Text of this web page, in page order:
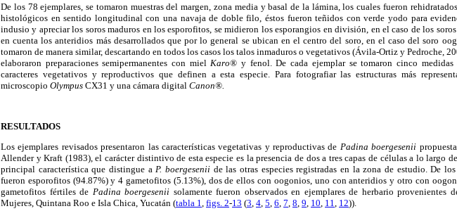
De los 78 ejemplares, se tomaron muestras del margen, zona media y basal de la lámina, los cuales fueron
histológicos en sentido longitudinal con una navaja de doble filo, éstos fueron teñidos con verde yodo para
indusio y apreciar los soros maduros en los esporofitos, se midieron los esporangios en división, en el caso de los
en cuenta los anteridios más desarrollados que por lo general se ubican en el centro del soro, en el caso del soro
tomaron de manera similar, descartando en todos los casos los talos inmaduros o vegetativos (Ávila-Ortiz y Pedroche,
elaboraron preparaciones semipermanentes con miel Karo® y fenol. De cada ejemplar se tomaron cinco
caracteres vegetativos y reproductivos que definen a esta especie. Para fotografiar las estructuras más
microscopio Olympus CX31 y una cámara digital Canon®.
RESULTADOS
Los ejemplares revisados presentaron las características vegetativas y reproductivas de Padina boergesenii
Allender y Kraft (1983), el carácter distintivo de esta especie es la presencia de dos a tres capas de células a lo largo
principal característica que distingue aP. boergesenii de las otras especies registradas en la zona de estudio. De
fueron esporofitos (94.87%) y 4 gametofitos (5.13%), dos de ellos con oogonios, uno con anteridios y otro con
gametofitos fértiles de Padina boergesenii solamente fueron observados en ejemplares de herbario provenientes
Mujeres, Quintana Roo e Isla Chica, Yucatán (tabla 1, figs. 2-13 (3, 4, 5, 6, 7, 8, 9, 10, 11, 12)).